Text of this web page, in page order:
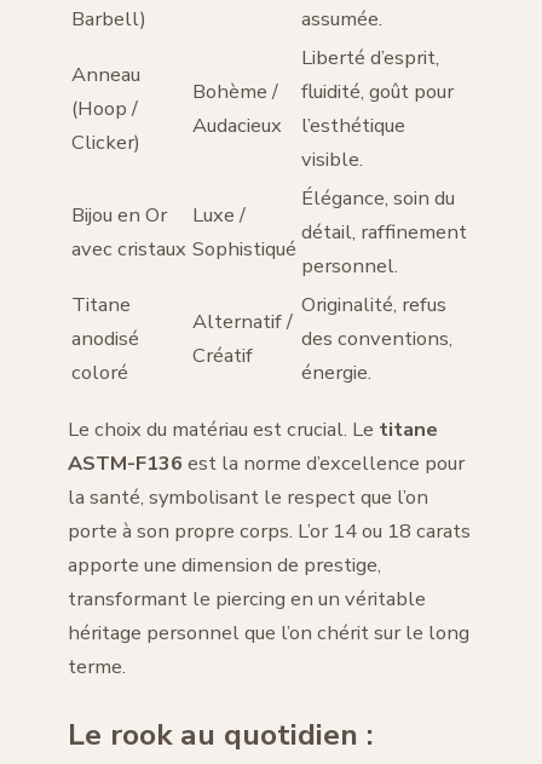
Barbell)
assumée.
Anneau
(Hoop /
Clicker)
Bohème /
Audacieux
Liberté d’esprit,
fluidité, goût pour
l’esthétique
visible.
Bijou en Or
avec cristaux
Luxe /
Sophistiqué
Élégance, soin du
détail, raffinement
personnel.
Titane
anodisé
coloré
Alternatif /
Créatif
Originalité, refus
des conventions,
énergie.
Le choix du matériau est crucial. Le titane
ASTM-F136 est la norme d’excellence pour
la santé, symbolisant le respect que l’on
porte à son propre corps. L’or 14 ou 18 carats
apporte une dimension de prestige,
transformant le piercing en un véritable
héritage personnel que l’on chérit sur le long
terme.
Le rook au quotidien :